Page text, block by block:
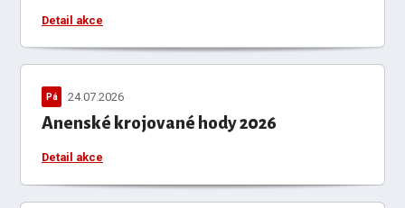
Detail akce
Anenské krojované hody 2026
Pá 24.07.2026
Detail akce